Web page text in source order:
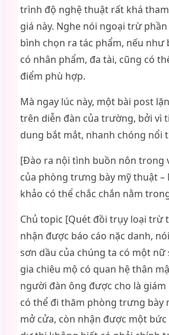
trình độ nghệ thuật rất khá
giá này. Nghe nói ngoại trừ
bình chọn ra tác phẩm, nếu như
có nhân phẩm, đa tài, cũng có
điểm phù hợp.
Mà ngay lúc này, một bài post
trên diễn đàn của trường, bởi vì
dung bắt mắt, nhanh chóng nổi
[Đào ra nội tình buồn nôn trong
của phòng trưng bày mỹ thuật –
khảo có thể chắc chắn nằm
Chủ topic [Quét đồi trụy loại trừ
nhận được báo cáo nặc danh,
sơn dầu của chúng ta có một nữ
gia chiêu mộ có quan hệ thân
người đàn ông được cho là
có thể đi thăm phòng trưng bày
mở cửa, còn nhận được một